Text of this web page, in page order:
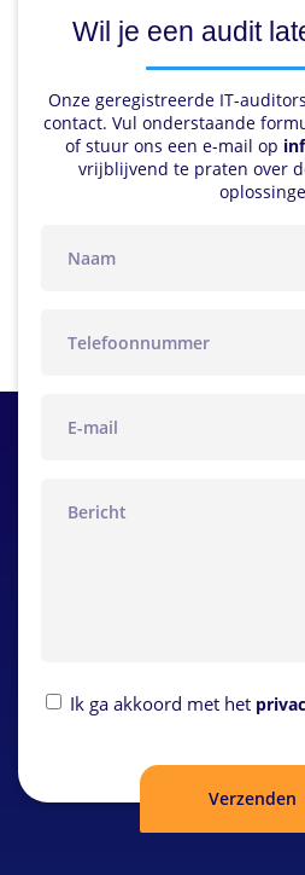
Wil je een audit
Onze geregistreerde IT-
contact. Vul onderstaande
of stuur ons een e-mail op
vrijblijvend te praten over
Privacybeleid
Ik ga akkoord met het